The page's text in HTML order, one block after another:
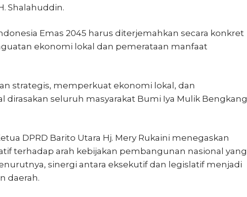
Shalahuddin.
Emas 2045 harus diterjemahkan secara konkret
ekonomi lokal dan pemerataan manfaat
strategis, memperkuat ekonomi lokal, dan
dirasakan seluruh masyarakat Bumi Iya Mulik Bengkang
DPRD Barito Utara Hj. Mery Rukaini menegaskan
terhadap arah kebijakan pembangunan nasional yang
sinergi antara eksekutif dan legislatif menjadi
daerah.